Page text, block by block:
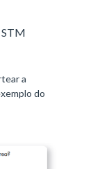
STM
a
do